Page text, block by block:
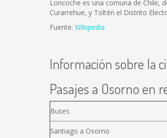
Loncoche es una comuna de Chile,
Curarrehue, y Toltén el Distrito
Fuente: Wikipedia
Información sobre la
Pasajes a Osorno en
Buses
Santiago a Osorno